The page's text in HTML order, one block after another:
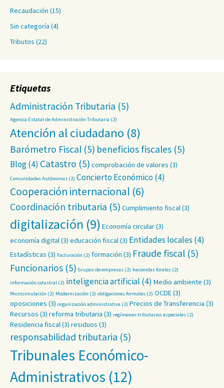
Recaudación (15)
Sin categoría (4)
Tributos (22)
Etiquetas
Administración Tributaria (5)
Agencia Estatal de Administración Tributaria (2)
Atención al ciudadano (8)
Barómetro Fiscal (5) beneficios fiscales (5)
Blog(4) Catastro (5) comprobación de valores (3)
Comunidades Autónomas (2) Concierto Económico(4)
Cooperación internacional (6)
Coordinación tributaria (5) Cumplimiento fiscal(3)
digitalización (9) Economía circular(3)
economía digital(3) educación fiscal(3) Entidades locales (4)
Estadísticas (3) Facturación (2) formación (3) Fraude fiscal (5)
Funcionarios (5) Grupos de empresas (2) haciendas forales (2)
información catastral (2) inteligencia artificial (4) Medio ambiente (3)
Microsimulación (2) Modernización (2) obligaciones formales (2) OCDE(3)
oposiciones (3) organización administrativa (2) Precios de Transferencia (3)
Recursos (3) reforma tributaria (3) regímenes tributarios especiales (2)
Residencia fiscal(3) residuos (3)
responsabilidad tributaria (5)
Tribunales Económico-
Administrativos (12)